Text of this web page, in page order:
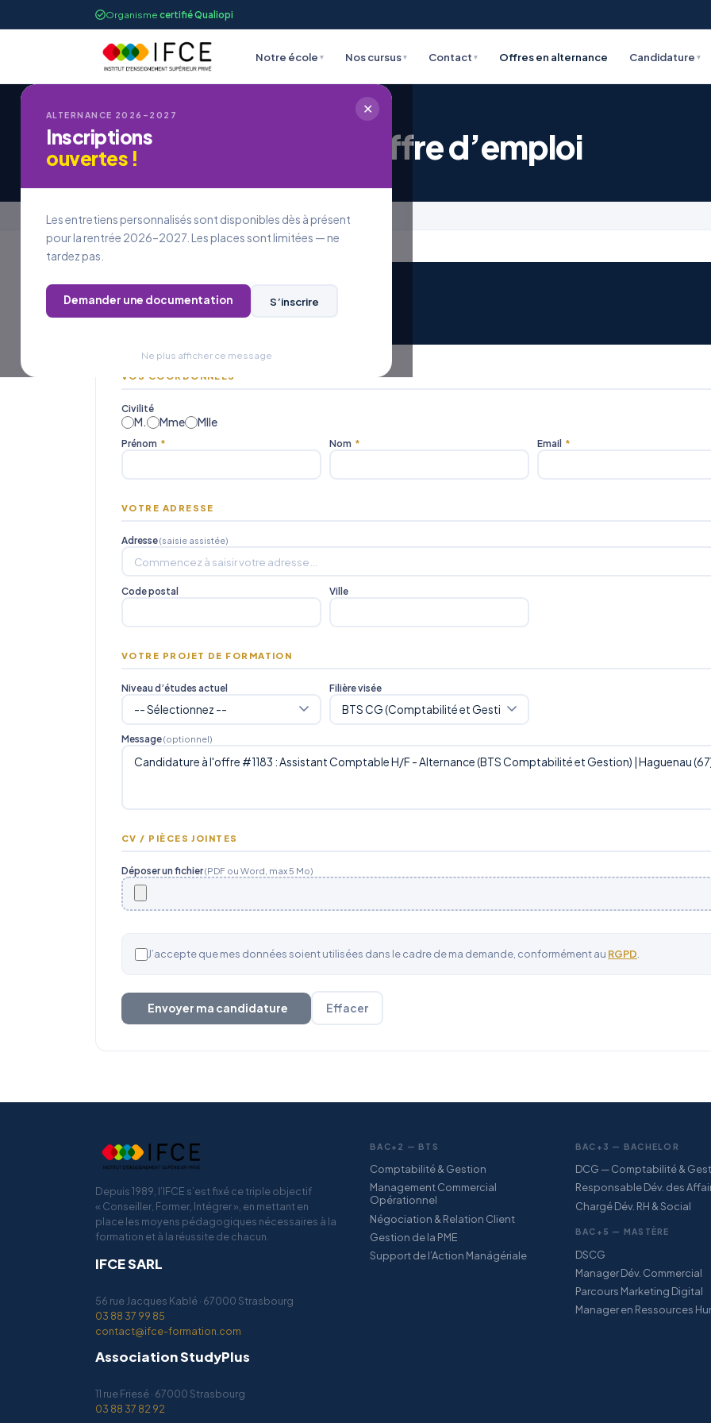
Organisme certifié Qualiopi
Notre école ▾ Nos cursus▾ Contact ▾ Offres en alternance Candidature ▾
✕
ALTERNANCE 2026–2027
Inscriptions
ouvertes !
Les entretiens personnalisés sont disponibles dès à présent
pour la rentrée 2026–2027. Les places sont limitées — ne
tardez pas.
Demander une documentation S’inscrire
Ne plus afficher ce message
Candidature à une offre d’emploi
Accueil › Candidature à une offre d’emploi
Postuler àune offre
VOS COORDONNÉES
Civilité
M. Mme Mlle
Prénom * Nom * Email *
VOTRE ADRESSE
Adresse(saisie assistée)
Code postal Ville
VOTRE PROJET DE FORMATION
Niveau d’études actuel Filière visée
Message(optionnel)
CV / PIÈCES JOINTES
Déposer un fichier(PDF ou Word, max 5 Mo)
J’accepte que mes données soient utilisées dans le cadre de ma demande, conformément au RGPD.
Envoyer ma candidature Effacer
Depuis 1989, l’IFCE s’est fixé ce triple objectif
« Conseiller, Former, Intégrer », en mettant en
place les moyens pédagogiques nécessaires à la
formation et à la réussite de chacun.
IFCE SARL
56 rue Jacques Kablé · 67000 Strasbourg
03 88 37 99 85
contact@ifce-formation.com
Association StudyPlus
11 rue Friesé · 67000 Strasbourg
03 88 37 82 92
BAC+2 — BTS
Comptabilité & Gestion
Management Commercial
Opérationnel
Négociation & Relation Client
Gestion de la PME
Support de l’Action Manágériale
BAC+3 — BACHELOR
DCG — Comptabilité &
Responsable Dév. des
Chargé Dév. RH & Social
BAC+5 — MASTÈRE
DSCG
Manager Dév. Commercial
Parcours Marketing Digital
Manager en Ressources